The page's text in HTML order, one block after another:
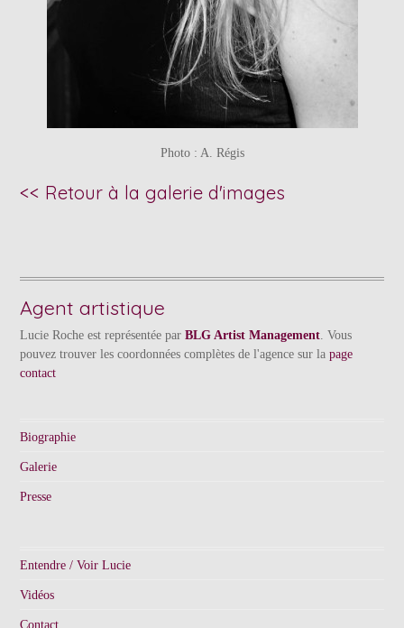
Photo : A. Régis
<< Retour à la galerie d'images
Agent artistique
Lucie Roche est représentée parBLG Artist Management . Vous
pouvez trouver les coordonnées complètes de l'agence sur lapage
contact
Biographie
Galerie
Presse
Entendre / Voir Lucie
Vidéos
Contact